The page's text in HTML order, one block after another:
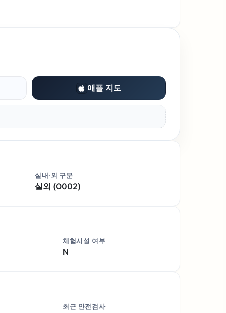
애플 지도
실내·외 구분
실외 (O002)
체험시설 여부
N
최근 안전검사